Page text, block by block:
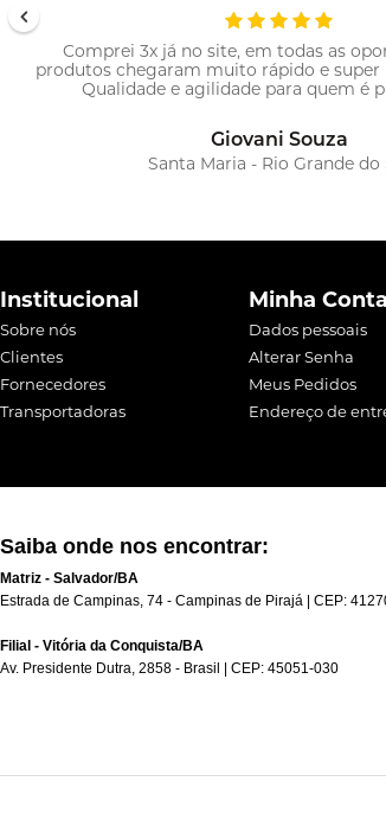
Comprei 3x já no site, em todas as
produtos chegaram muito rápido e super
Qualidade e agilidade para quem é
Giovani Souza
Santa Maria - Rio Grande do
Institucional
Sobre nós
Clientes
Fornecedores
Transportadoras
Minha Conta
Dados pessoais
Alterar Senha
Meus Pedidos
Endereço de
Saiba onde nos encontrar:
Matriz - Salvador/BA
Estrada de Campinas, 74 - Campinas de Pirajá | CEP:
Filial - Vitória da Conquista/BA
Av. Presidente Dutra, 2858 - Brasil | CEP: 45051-030